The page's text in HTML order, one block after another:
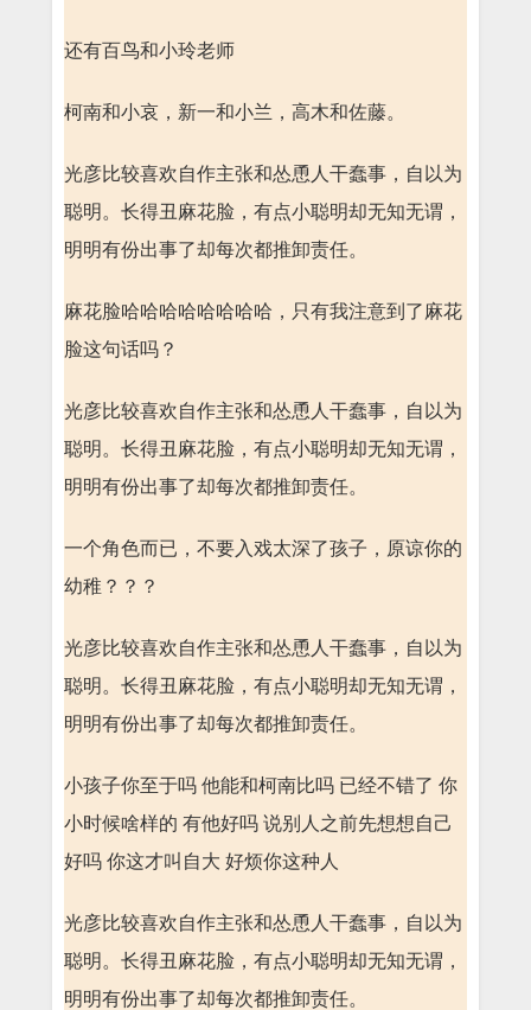
还有百鸟和小玲老师
柯南和小哀，新一和小兰，高木和佐藤。
光彦比较喜欢自作主张和怂恿人干蠢事，自以为
聪明。长得丑麻花脸，有点小聪明却无知无谓，
明明有份出事了却每次都推卸责任。
麻花脸哈哈哈哈哈哈哈哈，只有我注意到了麻花
脸这句话吗？
光彦比较喜欢自作主张和怂恿人干蠢事，自以为
聪明。长得丑麻花脸，有点小聪明却无知无谓，
明明有份出事了却每次都推卸责任。
一个角色而已，不要入戏太深了孩子，原谅你的
幼稚？？？
光彦比较喜欢自作主张和怂恿人干蠢事，自以为
聪明。长得丑麻花脸，有点小聪明却无知无谓，
明明有份出事了却每次都推卸责任。
小孩子你至于吗 他能和柯南比吗 已经不错了 你
小时候啥样的 有他好吗 说别人之前先想想自己
好吗 你这才叫自大 好烦你这种人
光彦比较喜欢自作主张和怂恿人干蠢事，自以为
聪明。长得丑麻花脸，有点小聪明却无知无谓，
明明有份出事了却每次都推卸责任。